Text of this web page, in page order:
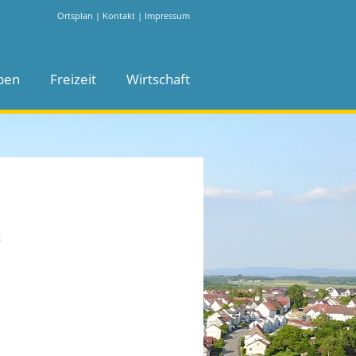
Ortsplan | Kontakt | Impressum
Freizeit Wirtschaft